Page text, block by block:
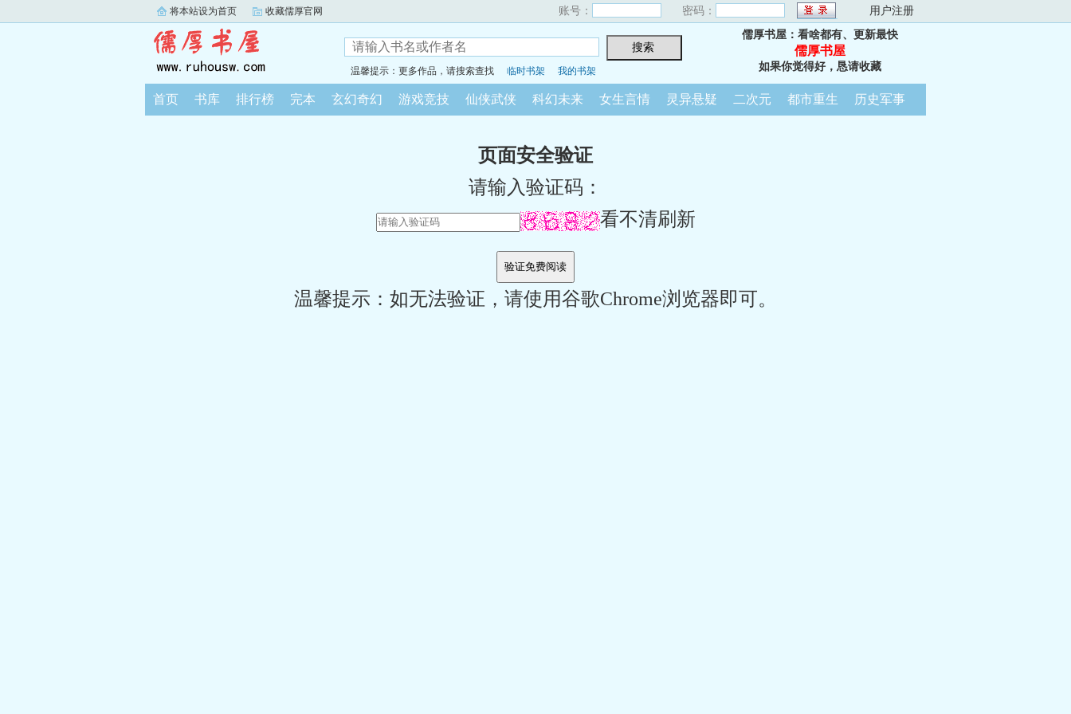
将本站设为首页 收藏儒厚官网 账号： 密码： 用户注册
温馨提示：更多作品，请搜索查找 临时书架 我的书架
儒厚书屋：看啥都有、更新最快
儒厚书屋
如果你觉得好，恳请收藏
首页 书库 排行榜 完本 玄幻奇幻 游戏竞技 仙侠武侠 科幻未来 女生言情 灵异悬疑 二次元 都市重生 历史军事
页面安全验证
请输入验证码：
看不清刷新
温馨提示：如无法验证，请使用谷歌Chrome浏览器即可。